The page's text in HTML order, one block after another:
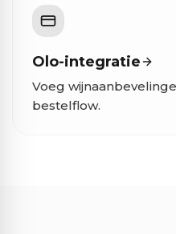
Olo-integratie
Voeg
bestelflow.